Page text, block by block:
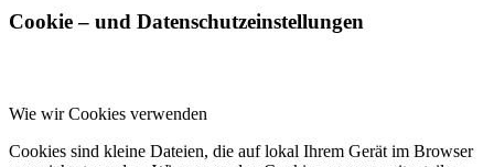
Cookie – und Datenschutzeinstellungen
Wie wir Cookies verwenden
Cookies sind kleine Dateien, die auf lokal Ihrem Gerät im Browser